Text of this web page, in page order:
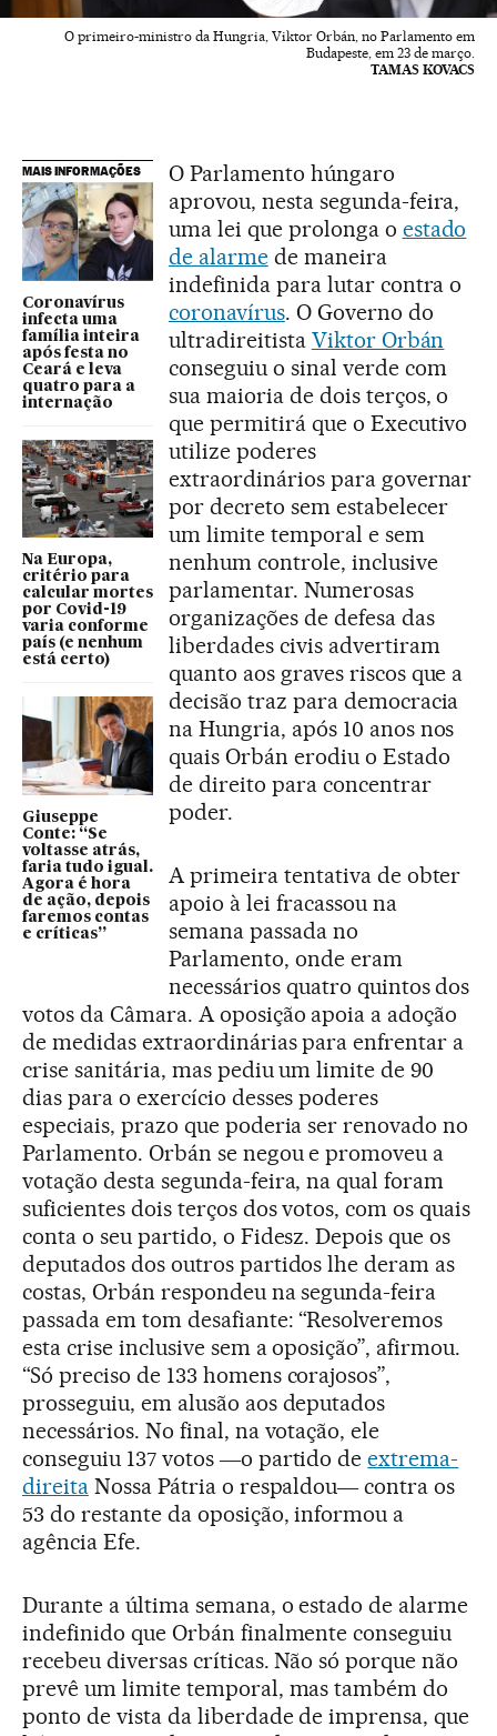
O primeiro-ministro da Hungria, Viktor Orbán, no Parlamento em
Budapeste, em 23 de março.
TAMAS KOVACS
MAIS INFORMAÇÕES
Coronavírus
infecta uma
família inteira
após festa no
Ceará e leva
quatro para a
internação
Na Europa,
critério para
calcular mortes
por Covid-19
varia conforme
país (e nenhum
está certo)
Giuseppe
Conte: “Se
voltasse atrás,
faria tudo igual.
Agora é hora
de ação, depois
faremos contas
e críticas”
O Parlamento húngaro
aprovou, nesta segunda-feira,
uma lei que prolonga o estado
de alarmede maneira
indefinida para lutar contra o
coronavírus. O Governo do
ultradireitista Viktor Orbán
conseguiu o sinal verde com
sua maioria de dois terços, o
que permitirá que o Executivo
utilize poderes
extraordinários para governar
por decreto sem estabelecer
um limite temporal e sem
nenhum controle, inclusive
parlamentar. Numerosas
organizações de defesa das
liberdades civis advertiram
quanto aos graves riscos que a
decisão traz para democracia
na Hungria, após 10 anos nos
quais Orbán erodiu o Estado
de direito para concentrar
poder.
A primeira tentativa de obter
apoio à lei fracassou na
semana passada no
Parlamento, onde eram
necessários quatro quintos dos
votos da Câmara. A oposição apoia a adoção
de medidas extraordinárias para enfrentar a
crise sanitária, mas pediu um limite de 90
dias para o exercício desses poderes
especiais, prazo que poderia ser renovado no
Parlamento. Orbán se negou e promoveu a
votação desta segunda-feira, na qual foram
suficientes dois terços dos votos, com os quais
conta o seu partido, o Fidesz. Depois que os
deputados dos outros partidos lhe deram as
costas, Orbán respondeu na segunda-feira
passada em tom desafiante: “Resolveremos
esta crise inclusive sem a oposição”, afirmou.
“Só preciso de 133 homens corajosos”,
prosseguiu, em alusão aos deputados
necessários. No final, na votação, ele
conseguiu 137 votos ―o partido deextrema-
direitaNossa Pátria o respaldou― contra os
53 do restante da oposição, informou a
agência Efe.
Durante a última semana, o estado de alarme
indefinido que Orbán finalmente conseguiu
recebeu diversas críticas. Não só porque não
prevê um limite temporal, mas também do
ponto de vista da liberdade de imprensa, que